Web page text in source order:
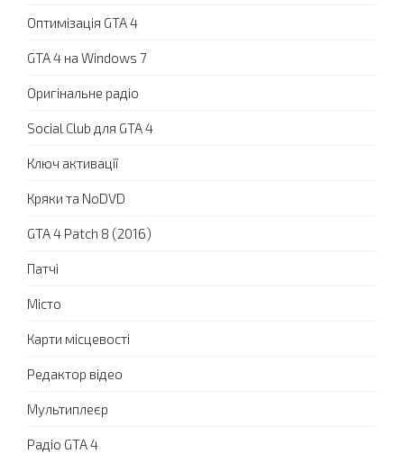
Оптимізація GTA 4
GTA 4 на Windows 7
Оригінальне радіо
Social Club для GTA 4
Ключ активації
Кряки та NoDVD
GTA 4 Patch 8 (2016)
Патчі
Місто
Карти місцевості
Редактор відео
Мультиплеєр
Радіо GTA 4